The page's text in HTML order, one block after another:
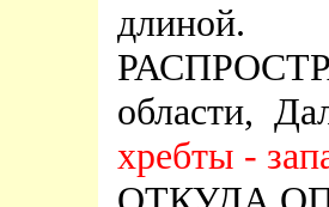
длиной.
области,
хребты -